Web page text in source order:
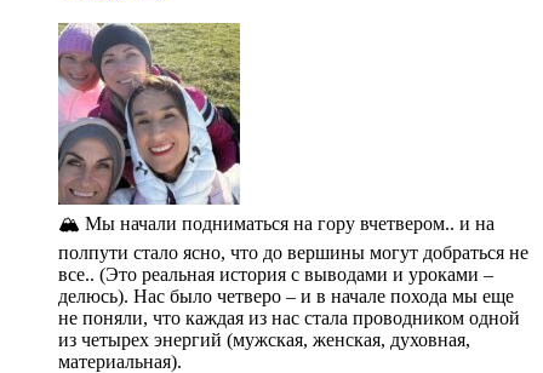
🏔️ Мы начали подниматься на гору вчетвером.. и на
полпути стало ясно, что до вершины могут добраться не
все.. (Это реальная история с выводами и уроками –
делюсь). Нас было четверо – и в начале похода мы еще
не поняли, что каждая из нас стала проводником одной
из четырех энергий (мужская, женская, духовная,
материальная).